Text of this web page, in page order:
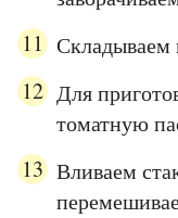
Складываем
Для
томатную
Вливаем